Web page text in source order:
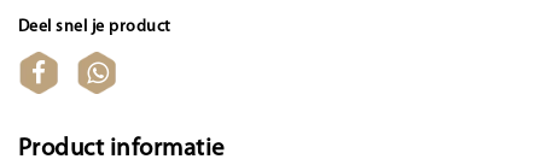
Deel snel je product
Product informatie